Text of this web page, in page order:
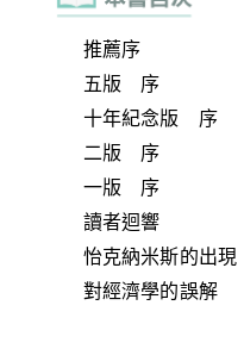
推薦序
五版 序
十年紀念版 序
二版 序
一版 序
讀者迴響
怡克納米斯的出現
對經濟學的誤解